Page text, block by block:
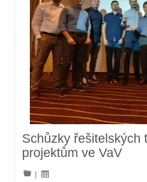
Schůzky řešitelských
projektům ve VaV
|